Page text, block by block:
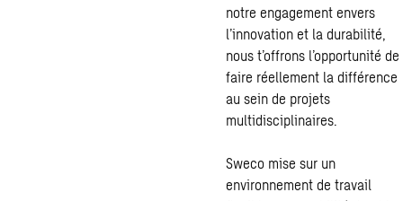
notre engagement envers
l’innovation et la durabilité,
nous t’offrons l’opportunité de
faire réellement la différence
au sein de projets
multidisciplinaires.
Sweco mise sur un
environnement de travail